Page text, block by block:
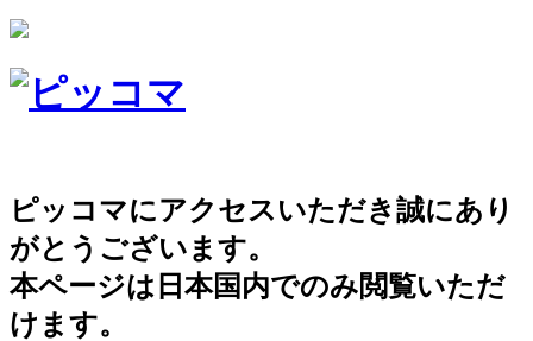
ピッコマにアクセスいただき誠にあり
がとうございます。
本ページは日本国内でのみ閲覧いただ
けます。